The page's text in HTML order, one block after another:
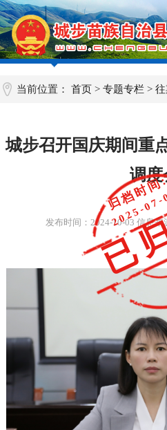
当前位置：首页 >专题专栏 >
城步召开国庆期间重
调度
发布时间： 2024-10-03 信息来
归档时
2025-
已